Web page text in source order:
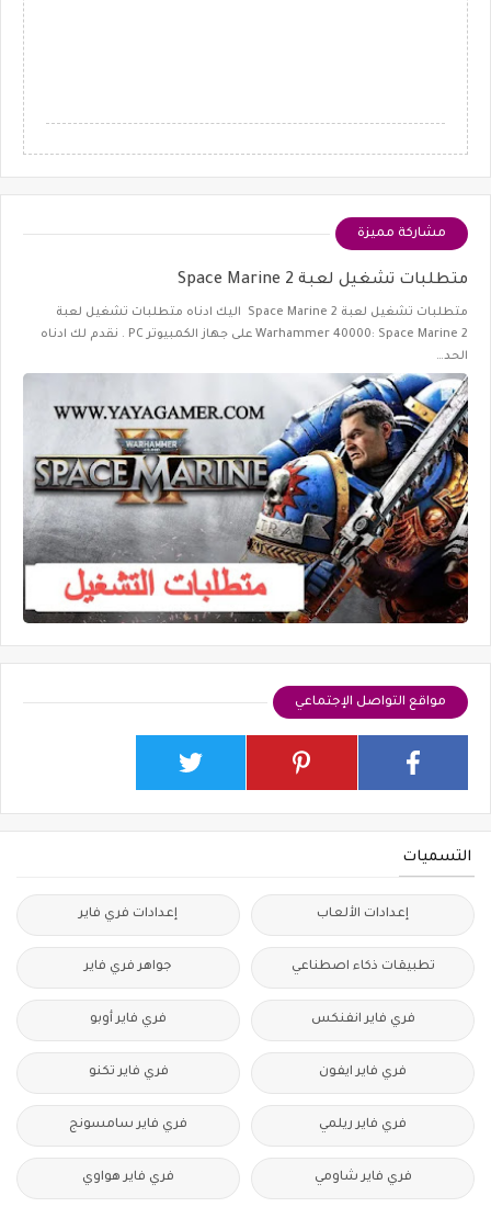
مشاركة مميزة
متطلبات تشغيل لعبة Space Marine 2
متطلبات تشغيل لعبة Space Marine 2 اليك ادناه متطلبات تشغيل لعبة
Warhammer 40000: Space Marine 2 على جهاز الكمبيوتر PC . نقدم لك ادناه
الحد…
مواقع التواصل الإجتماعي
التسميات
إعدادات الألعاب إعدادات فري فاير
تطبيقات ذكاء اصطناعي جواهر فري فاير
فري فاير انفنكس فري فاير أوبو
فري فاير ايفون فري فاير تكنو
فري فاير ريلمي فري فاير سامسونج
فري فاير شاومي فري فاير هواوي